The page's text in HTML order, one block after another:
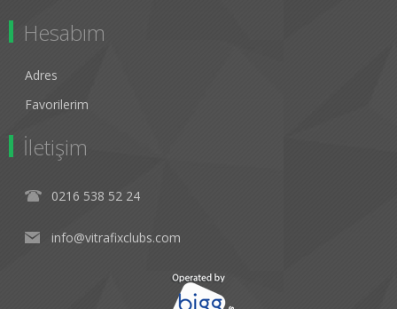
Hesabım
Adres
Favorilerim
İletişim
0216 538 52 24
info@vitrafixclubs.com